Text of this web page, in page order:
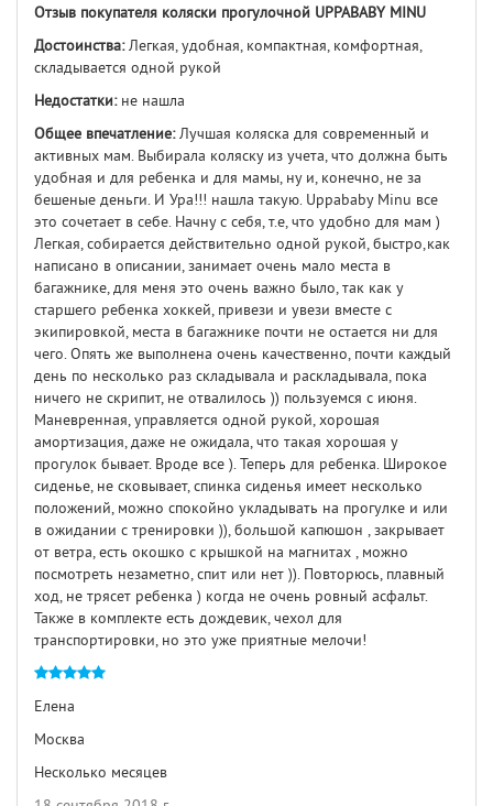
Отзыв покупателя коляски прогулочной UPPABABY MINU
Достоинства:Легкая, удобная, компактная, комфортная,
складывается одной рукой
Недостатки:не нашла
Общее впечатление:Лучшая коляска для современный и
активных мам. Выбирала коляску из учета, что должна быть
удобная и для ребенка и для мамы, ну и, конечно, не за
бешеные деньги. И Ура!!! нашла такую. Uppababy Minu все
это сочетает в себе. Начну с себя, т.е, что удобно для мам )
Легкая, собирается действительно одной рукой, быстро,как
написано в описании, занимает очень мало места в
багажнике, для меня это очень важно было, так как у
старшего ребенка хоккей, привези и увези вместе с
экипировкой, места в багажнике почти не остается ни для
чего. Опять же выполнена очень качественно, почти каждый
день по несколько раз складывала и раскладывала, пока
ничего не скрипит, не отвалилось )) пользуемся с июня.
Маневренная, управляется одной рукой, хорошая
амортизация, даже не ожидала, что такая хорошая у
прогулок бывает. Вроде все ). Теперь для ребенка. Широкое
сиденье, не сковывает, спинка сиденья имеет несколько
положений, можно спокойно укладывать на прогулке и или
в ожидании с тренировки )), большой капюшон , закрывает
от ветра, есть окошко с крышкой на магнитах , можно
посмотреть незаметно, спит или нет )). Повторюсь, плавный
ход, не трясет ребенка ) когда не очень ровный асфальт.
Также в комплекте есть дождевик, чехол для
транспортировки, но это уже приятные мелочи!
Елена
Москва
Несколько месяцев